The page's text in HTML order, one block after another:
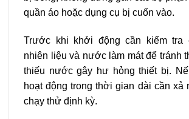
quần áo hoặc dụng cụ bị cuốn vào.
Trước khi khởi động cần kiểm tra
nhiên liệu và nước làm mát để tránh
thiếu nước gây hư hỏng thiết bị.
hoạt động trong thời gian dài cần xả
chạy thử định kỳ.